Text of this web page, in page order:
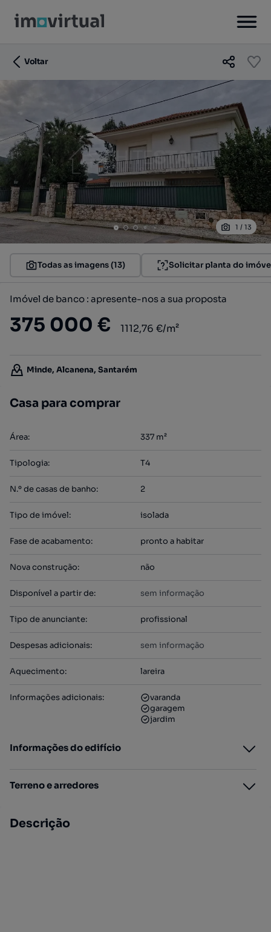
Voltar
1 / 13
Todas as imagens (13) Solicitar planta do
Imóvel de banco : apresente-nos a sua proposta
375 000 € 1112,76 €/m²
Minde, Alcanena, Santarém
Casa para comprar
Área: 337 m²
Tipologia: T4
N.º de casas de banho: 2
Tipo de imóvel: isolada
Fase de acabamento: pronto a habitar
Nova construção: não
Disponível a partir de: sem informação
Tipo de anunciante: profissional
Despesas adicionais: sem informação
Aquecimento: lareira
Informações adicionais:
varanda
garagem
jardim
Informações do edifício
Terreno e arredores
Descrição